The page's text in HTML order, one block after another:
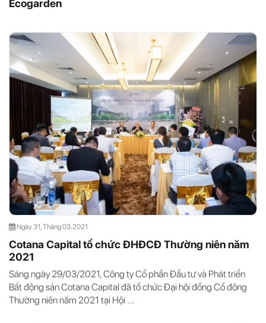
Ecogarden
Ngày 31, Tháng 03.2021
Cotana Capital tổ chức ĐHĐCĐ Thường niên năm
2021
Sáng ngày 29/03/2021, Công ty Cổ phần Đầu tư và Phát triển
Bất động sản Cotana Capital đã tổ chức Đại hội đồng Cổ đông
Thường niên năm 2021 tại Hội ...